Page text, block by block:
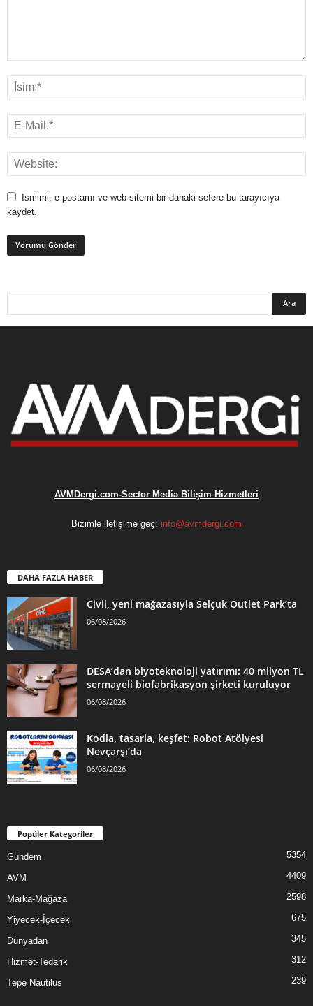
Ismimi, e-postamı ve web sitemi bir dahaki sefere bu tarayıcıya
kaydet.
AVMDergi.com-Sector Media Bilişim Hizmetleri
Bizimle iletişime geç: info@avmdergi.com
DAHA FAZLA HABER
Civil, yeni mağazasıyla Selçuk Outlet Park’ta
06/08/2026
DESA’dan biyoteknoloji yatırımı: 40 milyon TL
sermayeli biofabrikasyon şirketi kuruluyor
06/08/2026
Kodla, tasarla, keşfet: Robot Atölyesi
Nevçarşı’da
06/08/2026
Popüler Kategoriler
Gündem 5354
AVM 4409
Marka-Mağaza 2598
Yiyecek-İçecek 675
Dünyadan 345
Hizmet-Tedarik 312
Tepe Nautilus 239